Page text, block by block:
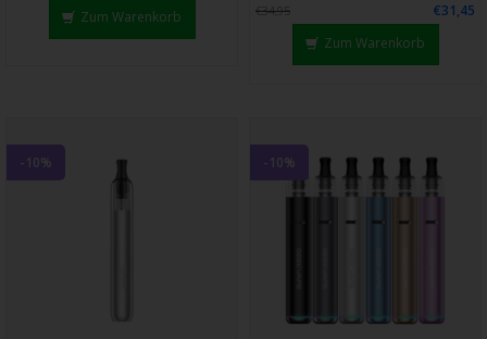
Zum Warenkorb
€34,95
€31,45
Zum Warenkorb
-10% -10%